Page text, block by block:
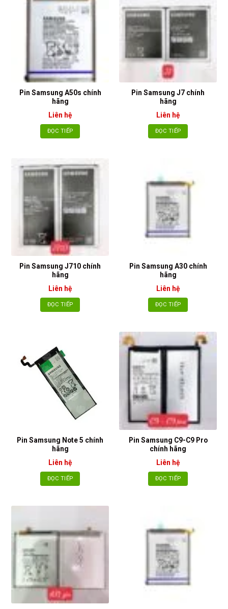
Pin Samsung A50s chính
hãng
Liên hệ
ĐỌC TIẾP
Pin Samsung J7 chính
hãng
Liên hệ
ĐỌC TIẾP
Pin Samsung J710 chính
hãng
Liên hệ
ĐỌC TIẾP
Pin Samsung A30 chính
hãng
Liên hệ
ĐỌC TIẾP
Pin Samsung Note 5 chính
hãng
Liên hệ
ĐỌC TIẾP
Pin Samsung C9-C9 Pro
chính hãng
Liên hệ
ĐỌC TIẾP